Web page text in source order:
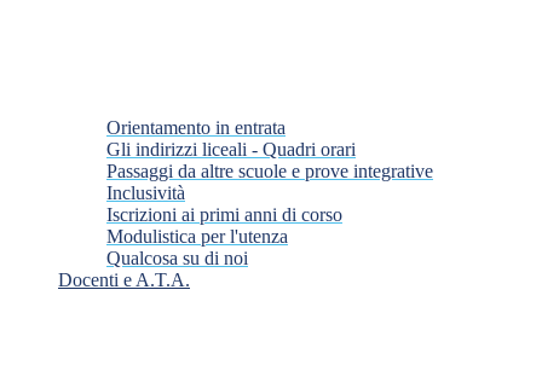
Orientamento in entrata
Gli indirizzi liceali - Quadri orari
Passaggi da altre scuole e prove integrative
Inclusività
Iscrizioni ai primi anni di corso
Modulistica per l'utenza
Qualcosa su di noi
Docenti e A.T.A.